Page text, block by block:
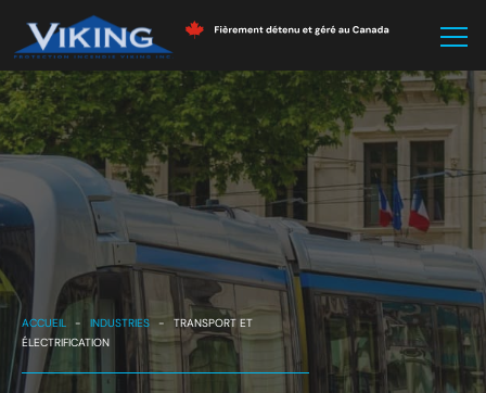
ACCUEIL - INDUSTRIES -
TRANSPORT ET
ÉLECTRIFICATION